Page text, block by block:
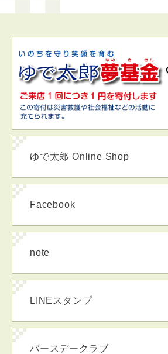
ゆで太郎 Online Shop
Facebook
note
LINEスタンプ
バースデークラブ